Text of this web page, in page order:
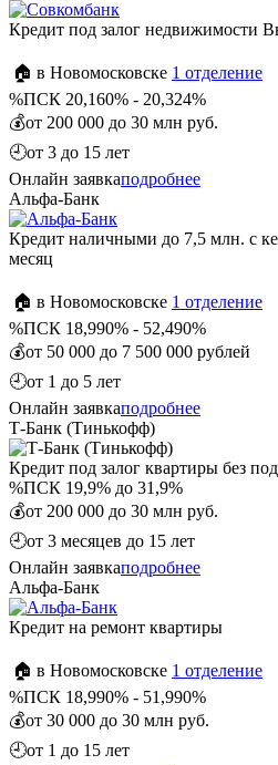
Кредит под залог недвижимости
🏠 в Новомосковске 1 отделение
%ПСК 20,160% - 20,324%
💰от 200 000 до 30 млн руб.
🕘от 3 до 15 лет
Онлайн заявкаподробнее
Альфа-Банк
Кредит наличными до 7,5 млн. с
месяц
🏠 в Новомосковске 1 отделение
%ПСК 18,990% - 52,490%
💰от 50 000 до 7 500 000 рублей
🕘от 1 до 5 лет
Онлайн заявкаподробнее
Т-Банк (Тинькофф)
Кредит под залог квартиры без
%ПСК 19,9% до 31,9%
💰от 200 000 до 30 млн руб.
🕘от 3 месяцев до 15 лет
Онлайн заявкаподробнее
Альфа-Банк
Кредит на ремонт квартиры
🏠 в Новомосковске 1 отделение
%ПСК 18,990% - 51,990%
💰от 30 000 до 30 млн руб.
🕘от 1 до 15 лет